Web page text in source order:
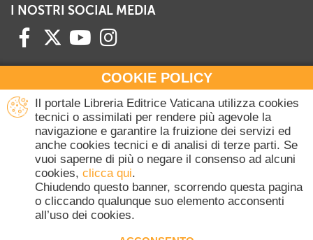
COOKIE POLICY
Il portale Libreria Editrice Vaticana utilizza cookies
tecnici o assimilati per rendere più agevole la
navigazione e garantire la fruizione dei servizi ed
anche cookies tecnici e di analisi di terze parti. Se
vuoi saperne di più o negare il consenso ad alcuni
cookies, clicca qui.
Chiudendo questo banner, scorrendo questa pagina
o cliccando qualunque suo elemento acconsenti
all’uso dei cookies.
I NOSTRI SOCIAL MEDIA
HAI BISOGNO DI INFORMAZIONI?
Contattaci all'Ufficio Commerciale
+39 06 698 45780
Lunedì-Giovedì 8-16.30
Venerdì 8-14
(Escluse festività Vaticane)
Vaticana - Tutti i diritti riservati.